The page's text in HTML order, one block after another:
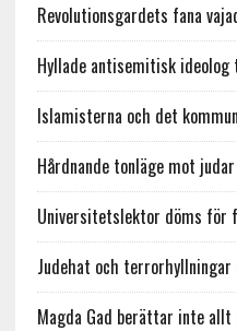
Revolutionsgardets fana
Hyllade antisemitisk
Islamisterna och det
Hårdnande tonläge mot
Universitetslektor döms för
Judehat och
Magda Gad berättar inte